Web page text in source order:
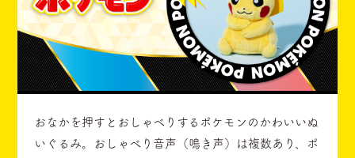
おなかを押すとおしゃべりするポケモンのかわいいぬ
いぐるみ。おしゃべり音声（鳴き声）は複数あり、ポ